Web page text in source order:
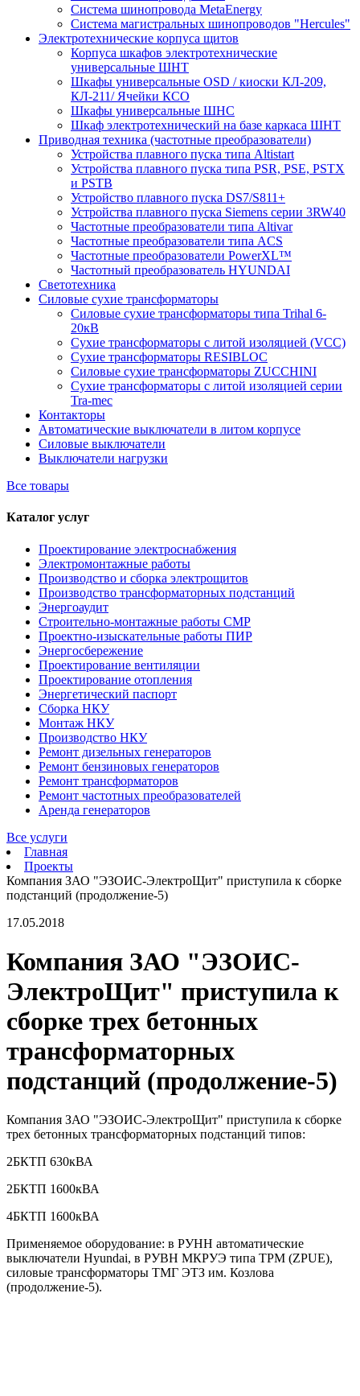
Система шинопровода MetaEnergy
Система магистральных шинопроводов "Hercules"
Электротехнические корпуса щитов
Корпуса шкафов электротехнические
универсальные ШНТ
Шкафы универсальные OSD / киоски КЛ-209,
КЛ-211/ Ячейки КСО
Шкафы универсальные ШНС
Шкаф электротехнический на базе каркаса ШНТ
Приводная техника (частотные преобразователи)
Устройства плавного пуска типа Altistart
Устройства плавного пуска типа PSR, PSE, PSTX
и PSTB
Устройство плавного пуска DS7/S811+
Устройства плавного пуска Siemens серии 3RW40
Частотные преобразователи типа Altivar
Частотные преобразователи типа ACS
Частотные преобразователи PowerXL™
Частотный преобразователь HYUNDAI
Светотехника
Силовые сухие трансформаторы
Силовые сухие трансформаторы типа Trihal 6-
20кВ
Сухие трансформаторы с литой изоляцией (VCC)
Сухие трансформаторы RESIBLOC
Силовые сухие трансформаторы ZUCCHINI
Сухие трансформаторы с литой изоляцией серии
Tra-mec
Контакторы
Автоматические выключатели в литом корпусе
Силовые выключатели
Выключатели нагрузки
Все товары
Каталог услуг
Проектирование электроснабжения
Электромонтажные работы
Производство и сборка электрощитов
Производство трансформаторных подстанций
Энергоаудит
Строительно-монтажные работы СМР
Проектно-изыскательные работы ПИР
Энергосбережение
Проектирование вентиляции
Проектирование отопления
Энергетический паспорт
Сборка НКУ
Монтаж НКУ
Производство НКУ
Ремонт дизельных генераторов
Ремонт бензиновых генераторов
Ремонт трансформаторов
Ремонт частотных преобразователей
Аренда генераторов
Все услуги
Главная
Проекты
Компания ЗАО "ЭЗОИС-ЭлектроЩит" приступила к сборке
подстанций (продолжение-5)
17.05.2018
Компания ЗАО "ЭЗОИС-
ЭлектроЩит" приступила к
сборке трех бетонных
трансформаторных
подстанций (продолжение-5)
Компания ЗАО "ЭЗОИС-ЭлектроЩит" приступила к сборке
трех бетонных трансформаторных подстанций типов:
2БКТП 630кВА
2БКТП 1600кВА
4БКТП 1600кВА
Применяемое оборудование: в РУНН автоматические
выключатели Hyundai, в РУВН МКРУЭ типа ТРМ (ZPUE),
силовые трансформаторы ТМГ ЭТЗ им. Козлова
(продолжение-5).